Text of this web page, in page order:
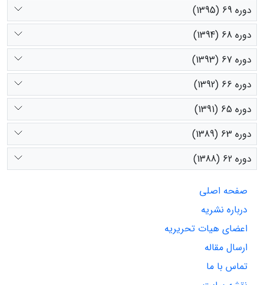
دوره 69 (1395)
دوره 68 (1394)
دوره 67 (1393)
دوره 66 (1392)
دوره 65 (1391)
دوره 63 (1389)
دوره 62 (1388)
صفحه اصلی
درباره نشریه
اعضای هیات تحریریه
ارسال مقاله
تماس با ما